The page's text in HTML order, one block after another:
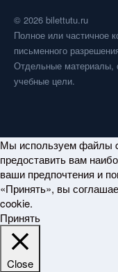
© 2026 bilettutu.ru
Полное или частичное
письменного
Отдельные материалы,
учебные цели.
Мы используем файлы
предоставить вам
ваши предпочтения и
«Принять», вы
cookie.
Принять
Close